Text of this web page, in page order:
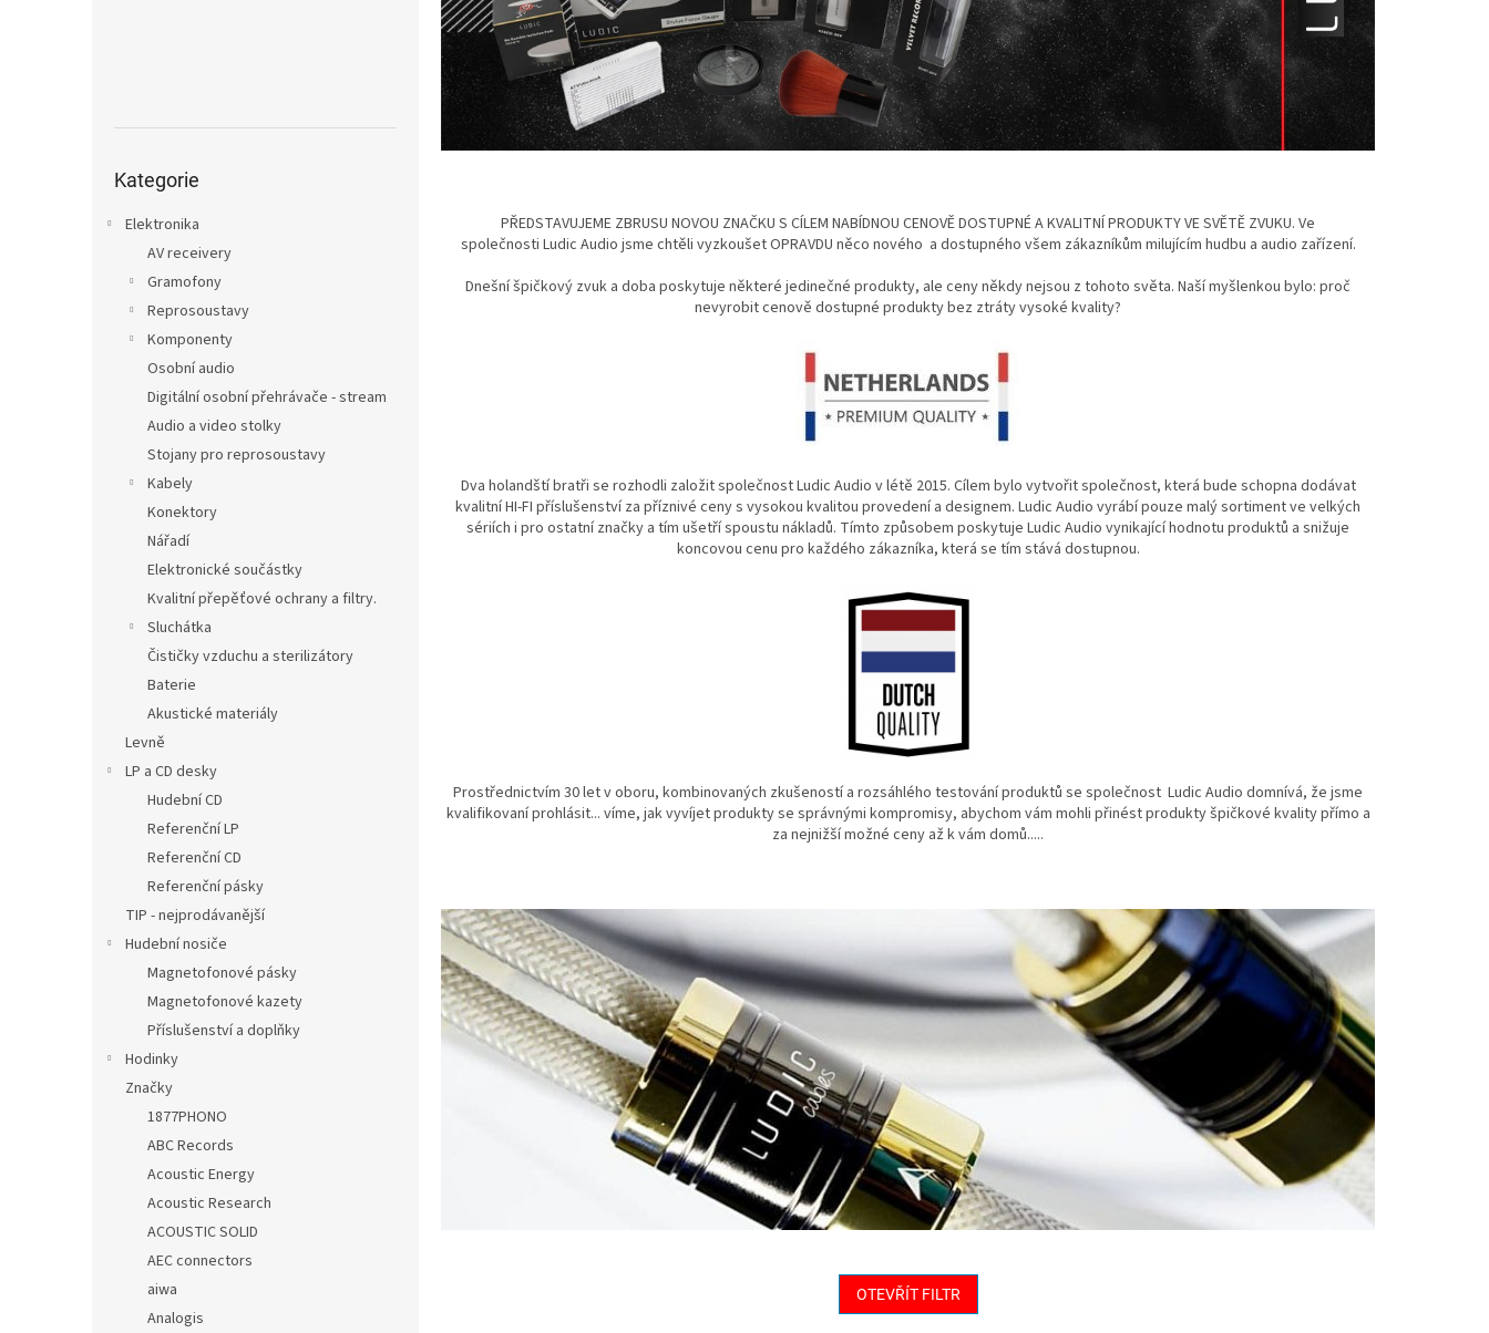
kategorie
Kategorie
Elektronika
AV receivery
Gramofony
Reprosoustavy
Komponenty
Osobní audio
Digitální osobní přehrávače - stream
Audio a video stolky
Stojany pro reprosoustavy
Kabely
Konektory
Nářadí
Elektronické součástky
Kvalitní přepěťové ochrany a filtry.
Sluchátka
Čističky vzduchu a sterilizátory
Baterie
Akustické materiály
Levně
LP a CD desky
Hudební CD
Referenční LP
Referenční CD
Referenční pásky
TIP - nejprodávanější
Hudební nosiče
Magnetofonové pásky
Magnetofonové kazety
Příslušenství a doplňky
Hodinky
Značky
1877PHONO
ABC Records
Acoustic Energy
Acoustic Research
ACOUSTIC SOLID
AEC connectors
aiwa
Analogis
PŘEDSTAVUJEME ZBRUSU NOVOU ZNAČKU S CÍLEM NABÍDNOU CENOVĚ DOSTUPNÉ A KVALITNÍ PRODUKTY VE SVĚTĚ ZVUKU. Ve
společnosti Ludic Audio jsme chtěli vyzkoušet OPRAVDU něco nového a dostupného všem zákazníkům milujícím hudbu a audio zařízení.
Dnešní špičkový zvuk a doba poskytuje některé jedinečné produkty, ale ceny někdy nejsou z tohoto světa. Naší myšlenkou bylo: proč
nevyrobit cenově dostupné produkty bez ztráty vysoké kvality?
Dva holandští bratři se rozhodli založit společnost Ludic Audio v létě 2015. Cílem bylo vytvořit společnost, která bude schopna dodávat
kvalitní HI-FI příslušenství za příznivé ceny s vysokou kvalitou provedení a designem. Ludic Audio vyrábí pouze malý sortiment ve velkých
sériích i pro ostatní značky a tím ušetří spoustu nákladů. Tímto způsobem poskytuje Ludic Audio vynikající hodnotu produktů a snižuje
koncovou cenu pro každého zákazníka, která se tím stává dostupnou.
Prostřednictvím 30 let v oboru, kombinovaných zkušeností a rozsáhlého testování produktů se společnost Ludic Audio domnívá, že jsme
kvalifikovaní prohlásit... víme, jak vyvíjet produkty se správnými kompromisy, abychom vám mohli přinést produkty špičkové kvality přímo a
za nejnižší možné ceny až k vám domů.....
OTEVŘÍT FILTR